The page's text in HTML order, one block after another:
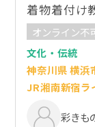
着物着付け
オンライン不
文化・伝統
神奈川県 横浜
JR湘南新宿ラ
彩きも